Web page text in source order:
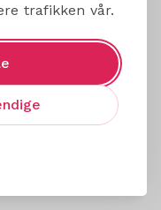
trafikken vår.